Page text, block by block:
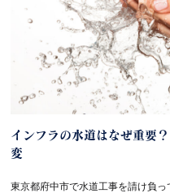
インフラの水道はなぜ重要
変
東京都府中市で水道工事を請け負